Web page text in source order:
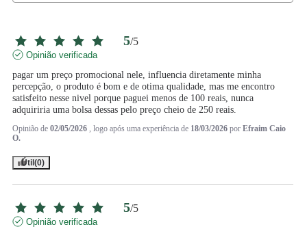
5/5
Opinião verificada
pagar um preço promocional nele, influencia diretamente minha
percepção, o produto é bom e de otima qualidade, mas me encontro
satisfeito nesse nivel porque paguei menos de 100 reais, nunca
adquiriria uma bolsa dessas pelo preço cheio de 250 reais.
Opinião de 02/05/2026 , logo após uma experiência de 18/03/2026 por Efraim Caio
O.
Útil(0)
5/5
Opinião verificada